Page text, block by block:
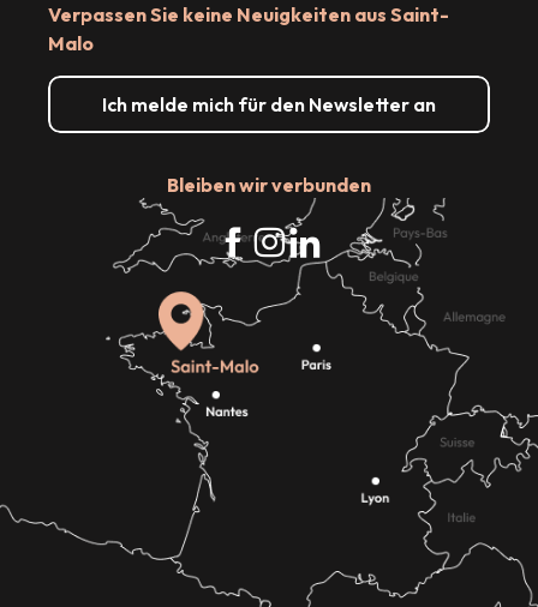
Verpassen Sie keine Neuigkeiten aus Saint-
Malo
Ich melde mich für den Newsletter an
Bleiben wir verbunden